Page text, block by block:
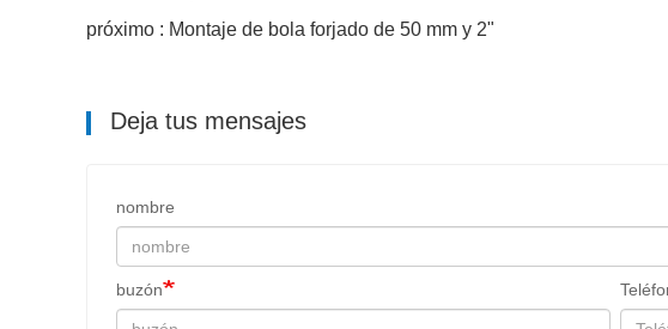
próximo : Montaje de bola forjado de 50 mm y 2"
Deja tus mensajes
nombre
buzón